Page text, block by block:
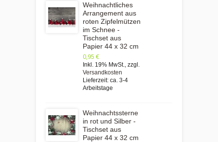
Weihnachtliches
Arrangement aus
roten Zipfelmützen
im Schnee -
Tischset aus
Papier 44 x 32 cm
0,95 €
Inkl. 19% MwSt. zzgl.
Versandkosten
Lieferzeit: ca. 3-4
Arbeitstage
Weihnachtssterne
in rot und Silber -
Tischset aus
Papier 44 x 32 cm